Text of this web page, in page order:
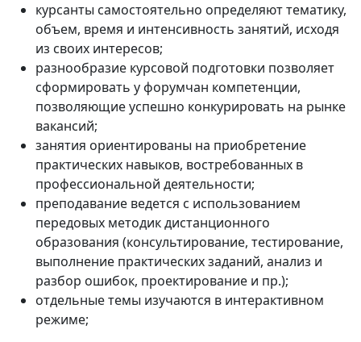
курсанты самостоятельно определяют тематику,
объем, время и интенсивность занятий, исходя
из своих интересов;
разнообразие курсовой подготовки позволяет
сформировать у форумчан компетенции,
позволяющие успешно конкурировать на рынке
вакансий;
занятия ориентированы на приобретение
практических навыков, востребованных в
профессиональной деятельности;
преподавание ведется с использованием
передовых методик дистанционного
образования (консультирование, тестирование,
выполнение практических заданий, анализ и
разбор ошибок, проектирование и пр.);
отдельные темы изучаются в интерактивном
режиме;